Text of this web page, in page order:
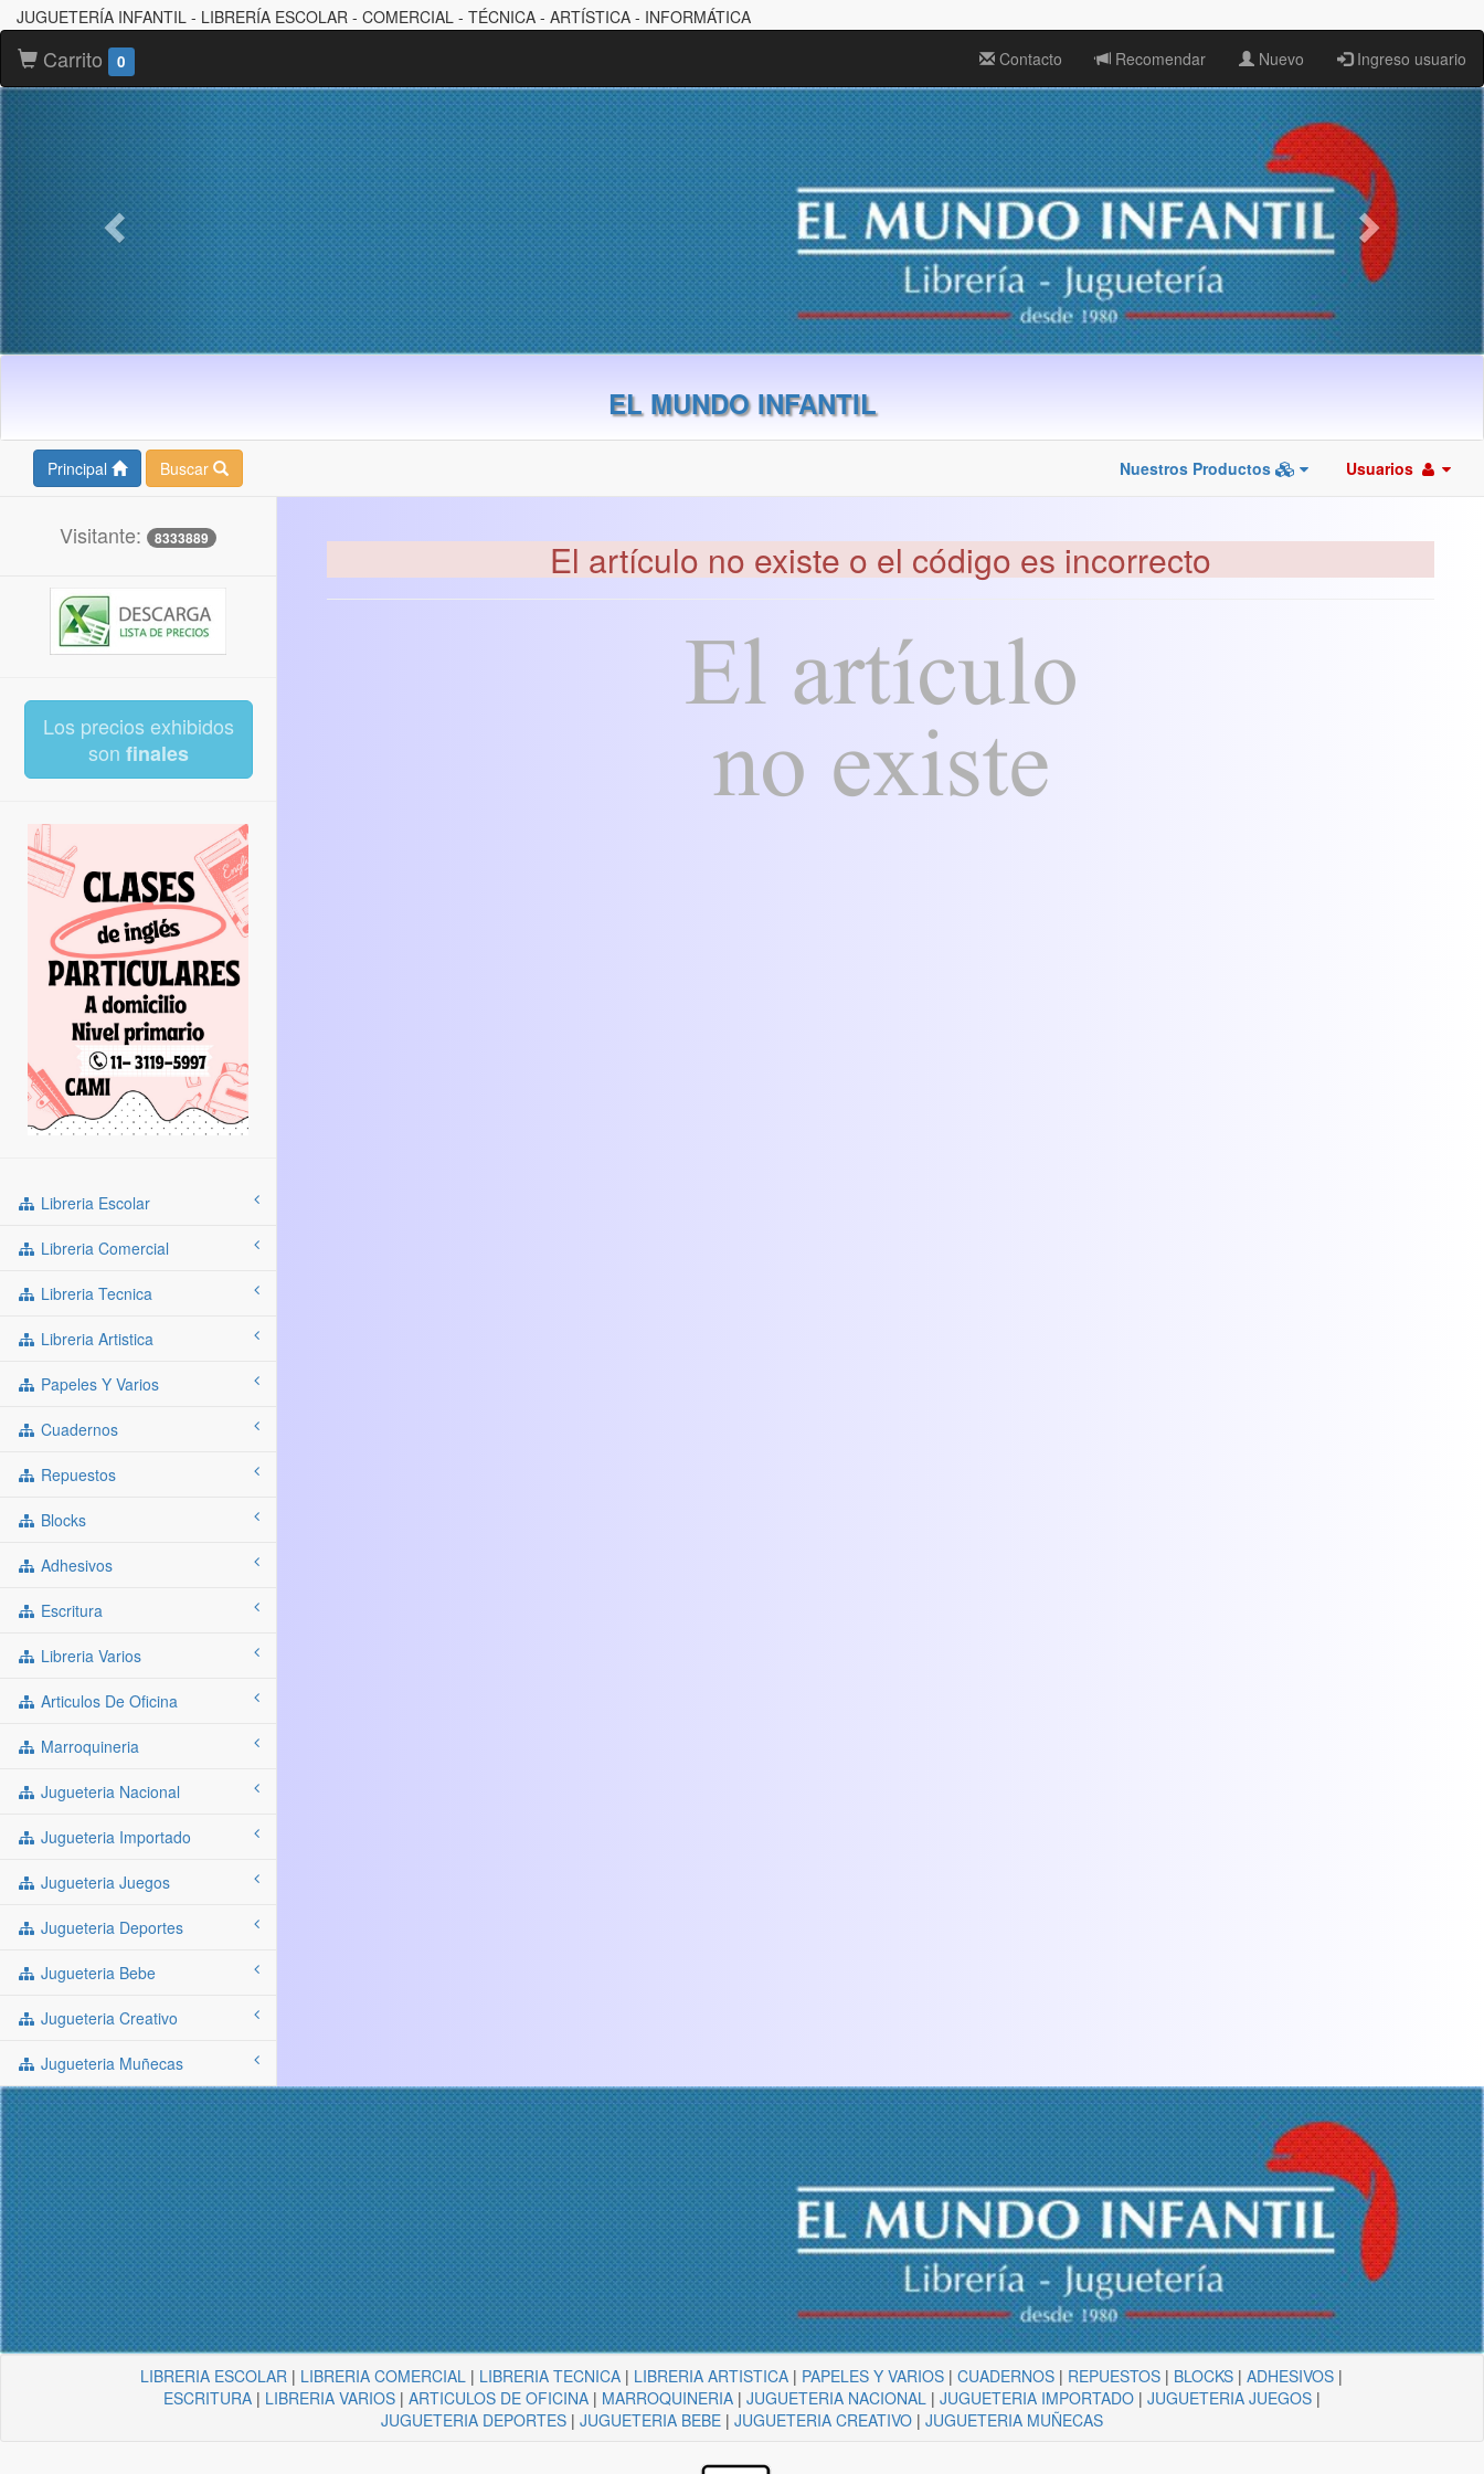
JUGUETERÍA INFANTIL - LIBRERÍA ESCOLAR - COMERCIAL - TÉCNICA - ARTÍSTICA - INFORMÁTICA
Carrito 0 Contacto Recomendar Nuevo Ingreso usuario
EL MUNDO INFANTIL
Principal Buscar Nuestros Productos Usuarios
Visitante: 8333889
Los precios exhibidos
son finales
Libreria Escolar
Libreria Comercial
Libreria Tecnica
Libreria Artistica
Papeles Y Varios
Cuadernos
Repuestos
Blocks
Adhesivos
Escritura
Libreria Varios
Articulos De Oficina
Marroquineria
Jugueteria Nacional
Jugueteria Importado
Jugueteria Juegos
Jugueteria Deportes
Jugueteria Bebe
Jugueteria Creativo
Jugueteria Muñecas
El artículo no existe o el código es incorrecto
LIBRERIA ESCOLAR | LIBRERIA COMERCIAL | LIBRERIA TECNICA | LIBRERIA ARTISTICA | PAPELES Y VARIOS |CUADERNOS | REPUESTOS | BLOCKS |ADHESIVOS |
ESCRITURA| LIBRERIA VARIOS| ARTICULOS DE OFICINA| MARROQUINERIA| JUGUETERIA NACIONAL | JUGUETERIA IMPORTADO| JUGUETERIA JUEGOS|
JUGUETERIA DEPORTES| JUGUETERIA BEBE| JUGUETERIA CREATIVO| JUGUETERIA MUÑECAS